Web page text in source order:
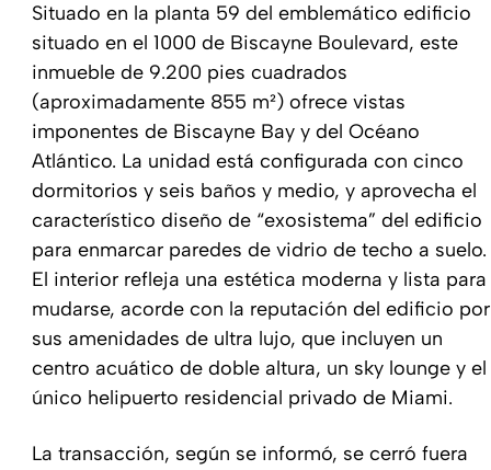
Situado en la planta 59 del emblemático edificio
situado en el 1000 de Biscayne Boulevard, este
inmueble de 9.200 pies cuadrados
(aproximadamente 855 m²) ofrece vistas
imponentes de Biscayne Bay y del Océano
Atlántico. La unidad está configurada con cinco
dormitorios y seis baños y medio, y aprovecha el
característico diseño de “exosistema” del edificio
para enmarcar paredes de vidrio de techo a suelo.
El interior refleja una estética moderna y lista para
mudarse, acorde con la reputación del edificio por
sus amenidades de ultra lujo, que incluyen un
centro acuático de doble altura, un sky lounge y el
único helipuerto residencial privado de Miami.
La transacción, según se informó, se cerró fuera